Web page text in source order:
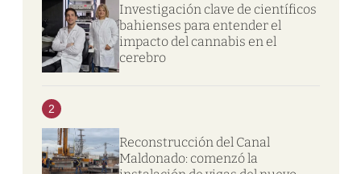
Investigación clave de científicos
bahienses para entender el
impacto del cannabis en el
cerebro
2
Reconstrucción del Canal
Maldonado: comenzó la